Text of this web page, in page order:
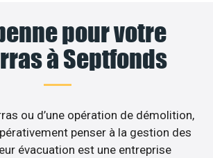
pour votre
à Septfonds
ou d’une opération de démolition,
penser à la gestion des
évacuation est une entreprise